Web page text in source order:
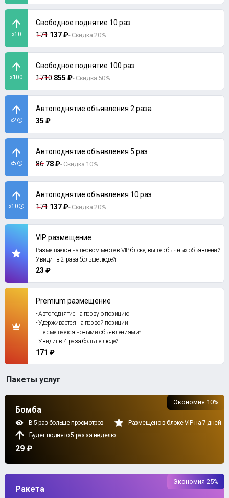
x10
Свободное поднятие 10 раз
171 137 ₽- Скидка 20%
x100
Свободное поднятие 100 раз
1710 855 ₽- Скидка 50%
x2
Автоподнятие объявления 2 раза
35 ₽
x5
Автоподнятие объявления 5 раз
86 78 ₽- Скидка 10%
x10
Автоподнятие объявления 10 раз
171 137 ₽- Скидка 20%
VIP размещение
Размещается на первом месте в VIP-блоке, выше обычных объявлений.
Увидит в 2 раза больше людей
23 ₽
Premium размещение
- Автоподнятие на первую позицию
- Удерживается на первой позиции
- Не смещается новыми объявлениями*
- Увидит в 4 раза больше людей
171 ₽
Пакеты услуг
Бомба
В 5 раз больше просмотров
Размещено в блоке VIP на 7 дней
Будет поднято 5 раз за неделю
29 ₽
Экономия 10%
Ракета
Экономия 25%